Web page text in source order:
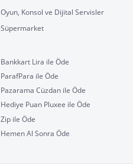
Oyun, Konsol ve Dijital Servisler
Süpermarket
Bankkart Lira ile Öde
ParafPara ile Öde
Pazarama Cüzdan ile Öde
Hediye Puan Pluxee ile Öde
Zip ile Öde
Hemen Al Sonra Öde